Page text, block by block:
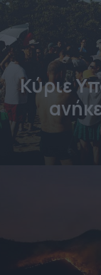
Κύριε